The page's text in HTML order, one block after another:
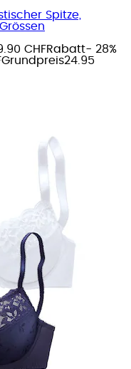
Spitze,
CHFRabatt- 28%
Grundpreis24.95